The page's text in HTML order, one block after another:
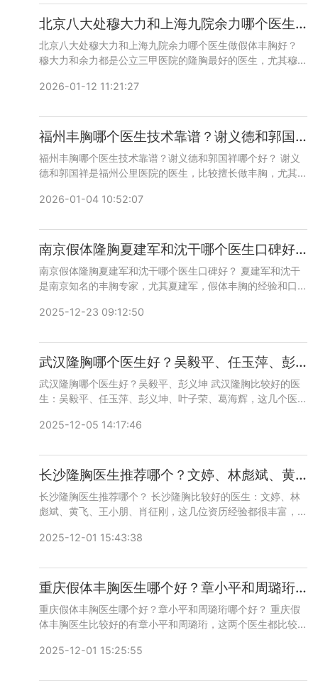
者可结合自身胸部基础与变美需求合理选择，优先认准正规资
质与真实口碑，安心实现自然变美。如需了解更多医美知识和
咨询。
北京八大处穆大力和上海九院余力哪个医生做假体丰胸好？
北京八大处穆大力和上海九院余力哪个医生做假体丰胸好？
穆大力和余力都是公立三甲医院的隆胸最好的医生，尤其穆医
手术都需要排期，咨询预约添加微信号：bianmei0528或者
2026-01-12 11:21:27
福州丰胸哪个医生技术靠谱？谢义德和郭国祥做隆胸哪个好？
福州丰胸哪个医生技术靠谱？谢义德和郭国祥哪个好？ 谢义
德和郭国祥是福州公里医院的医生，比较擅长做丰胸，尤其谢
多，建议谢医生，可以实地面诊对比，咨询预约添加微信号：
2026-01-04 10:52:07
南京假体隆胸夏建军和沈干哪个医生口碑好？夏建军和沈干做丰胸谁技术更好？
南京假体隆胸夏建军和沈干哪个医生口碑好？ 夏建军和沈干
是南京知名的丰胸专家，尤其夏建军，假体丰胸的经验和口碑
当，口碑都不错，具体还是要面诊对比下，看看哪个医生的建
接拨打400-616-6769，详细沟通。
2025-12-23 09:12:50
武汉隆胸哪个医生好？吴毅平、任玉萍、彭义坤、叶子荣、葛海辉隆胸谁技术最好？
武汉隆胸哪个医生好？吴毅平、彭义坤 武汉隆胸比较好的医
生：吴毅平、任玉萍、彭义坤、叶子荣、葛海辉，这几个医生
多，技术成熟，找他们肯定没有问题，咨询预约添加微信号：
2025-12-05 14:17:46
长沙隆胸医生推荐哪个？文婷、林彪斌、黄飞、王小朋、肖征刚谁隆胸技术好？
长沙隆胸医生推荐哪个？ 长沙隆胸比较好的医生：文婷、林
彪斌、黄飞、王小朋、肖征刚，这几位资历经验都很丰富，案
拨打400-616-6769，详细沟通。
2025-12-01 15:43:38
重庆假体丰胸医生哪个好？章小平和周璐珩哪个好？
重庆假体丰胸医生哪个好？章小平和周璐珩哪个好？ 重庆假
体丰胸医生比较好的有章小平和周璐珩，这两个医生都比较擅
bianmei0528或者直接拨打400-616-6769，详细沟通。
2025-12-01 15:25:55